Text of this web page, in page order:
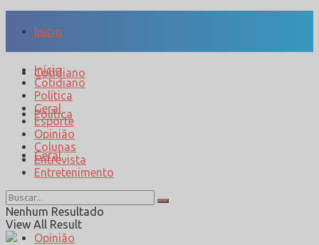
Início
Cotidiano
Política
Geral
Esporte
Opinião
Início
Cotidiano
Política
Geral
Esporte
Opinião
Colunas
Entrevista
Entretenimento
Nenhum Resultado
View All Result